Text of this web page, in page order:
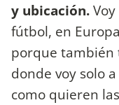
y ubicación.
fútbol, en
porque también
donde voy solo
como quieren